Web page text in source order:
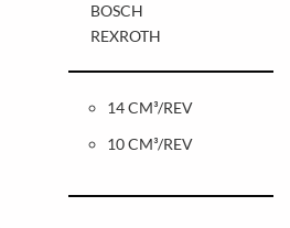
BOSCH
REXROTH
14 CM³/REV
10 CM³/REV